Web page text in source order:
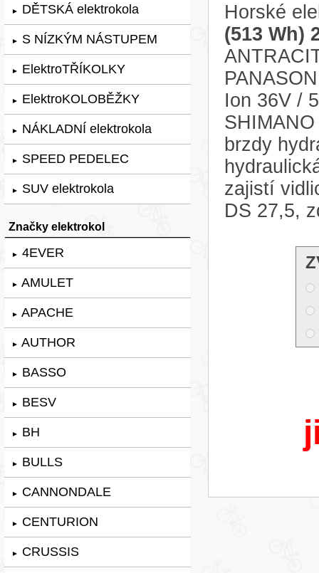
► DĚTSKÁ elektrokola
► S NÍZKÝM NÁSTUPEM
► ElektroTŘÍKOLKY
► ElektroKOLOBĚŽKY
► NÁKLADNÍ elektrokola
► SPEED PEDELEC
► SUV elektrokola
Značky elektrokol
► 4EVER
► AMULET
► APACHE
► AUTHOR
► BASSO
► BESV
► BH
► BULLS
► CANNONDALE
► CENTURION
► CRUSSIS
Horské
(513 Wh)
Ion 36V /
brzdy
zajistí
DS 27,5,